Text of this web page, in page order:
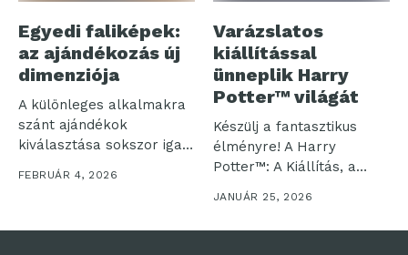
Egyedi faliképek:
az ajándékozás új
dimenziója
A különleges alkalmakra
szánt ajándékok
kiválasztása sokszor igazi
kihívást jelent. Amikor
FEBRUÁR 4, 2026
Varázslatos
kiállítással
ünneplik Harry
Potter™ világát
Készülj a fantasztikus
élményre! A Harry
Potter™: A Kiállítás, a
Harry Potter...
JANUÁR 25, 2026